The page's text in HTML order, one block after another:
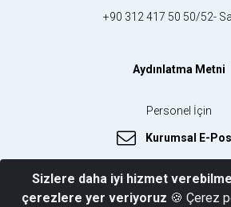
+90 312 417 50 50/52-
Aydınlatma Metni
Personel İçin
Kurumsal E-
Sizlere daha iyi hizmet
çerezlere yer veriyoruz 🍪 Çerez